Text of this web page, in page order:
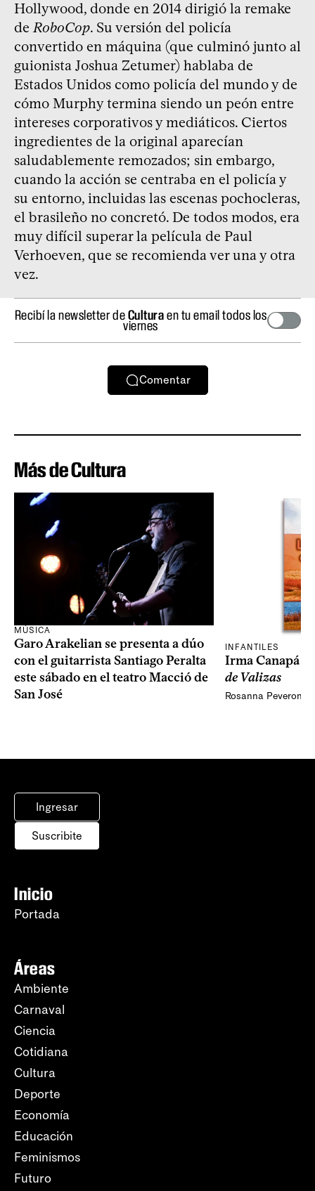
Hollywood, donde en 2014 dirigió la remake
de RoboCop. Su versión del policía
convertido en máquina (que culminó junto al
guionista Joshua Zetumer) hablaba de
Estados Unidos como policía del mundo y de
cómo Murphy termina siendo un peón entre
intereses corporativos y mediáticos. Ciertos
ingredientes de la original aparecían
saludablemente remozados; sin embargo,
cuando la acción se centraba en el policía y
su entorno, incluidas las escenas pochocleras,
el brasileño no concretó. De todos modos, era
muy difícil superar la película de Paul
Verhoeven, que se recomienda ver una y otra
vez.
Recibí la newsletter deCulturaen tu email todos los
viernes
Comentar
Más de Cultura
MÚSICA
Garo Arakelian se presenta a dúo
con el guitarrista Santiago Peralta
este sábado en el teatro Macció de
San José
INFANTILES
Irma Canapá
de Valizas
Rosanna Peveroni
Ingresar
Suscribite
Inicio
Portada
Áreas
Ambiente
Carnaval
Ciencia
Cotidiana
Cultura
Deporte
Economía
Educación
Feminismos
Futuro